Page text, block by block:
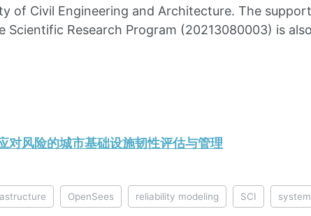
of Civil Engineering and Architecture. The
Scientific Research Program (20213080003) is
对风险的城市基础设施韧性评估与管理
OpenSees reliability modeling SCI